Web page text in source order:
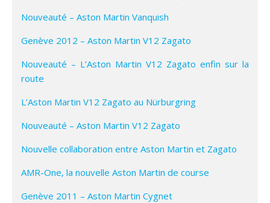
Nouveauté – Aston Martin Vanquish
Genève 2012 – Aston Martin V12 Zagato
Nouveauté – L’Aston Martin V12 Zagato enfin sur la
route
L’Aston Martin V12 Zagato au Nürburgring
Nouveauté – Aston Martin V12 Zagato
Nouvelle collaboration entre Aston Martin et Zagato
AMR-One, la nouvelle Aston Martin de course
Genève 2011 – Aston Martin Cygnet